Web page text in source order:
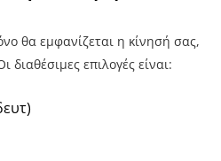
θα εμφανίζεται η κίνησή σας,
διαθέσιμες επιλογές είναι: